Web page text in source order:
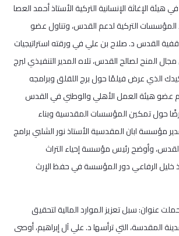
الإغاثة الإنسانية التركية الأستاذ أحمد العصا
التركية لدعم القدس، وتناول عضو
القدس د. صلاح بن علي في ورقته استراتيجيات
مجال المنح لصالح القدس، تلاه المدير التنفيذي لبرج
الذي عرض فيلمًا حول برج اللقلق وبرامجه
عضو هيئة العمل الأهلي والوطني في القدس
حول تمكين المؤسسات المقدسية وبناء
مؤسسة ابان المقدسية الأستاذ نور الشلبي برامج
وأوضح رئيس مؤسسة إحياء التراث
خليل الرفاعي دور المؤسسة في حفظ الإرث
عنوان: سبل تعزيز الموارد المالية لتحقيق
المقدسة، التي ترأسها د. علي آل إبراهيم، أوصى